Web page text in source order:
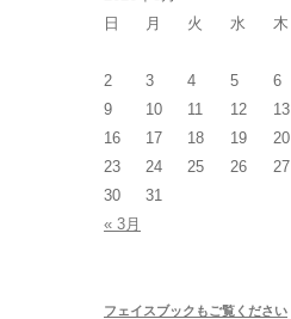
日
月 火 水 木
2
3 4 5 6
9
10 11 12 13
16
17 18 19 20
23
24 25 26 27
30
31
« 3月
フェイスブックもご覧ください